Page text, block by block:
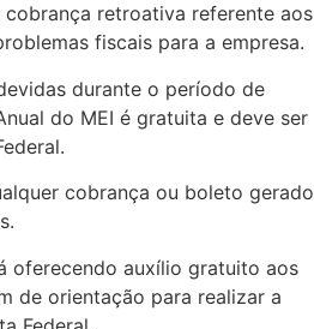
retroativa referente aos
fiscais para a empresa.
durante o período de
do MEI é gratuita e deve ser
cobrança ou boleto gerado
oferecendo auxílio gratuito aos
de orientação para realizar a